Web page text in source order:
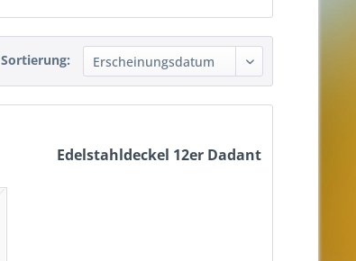
Sortierung:
Edelstahldeckel 12er Dadant